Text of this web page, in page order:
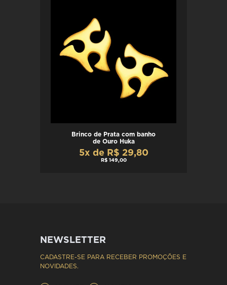
Brinco de Prata com banho
de Ouro Huka
5x de R$ 29,80
R$ 149,00
NEWSLETTER
CADASTRE-SE PARA RECEBER PROMOÇÕES E
NOVIDADES.